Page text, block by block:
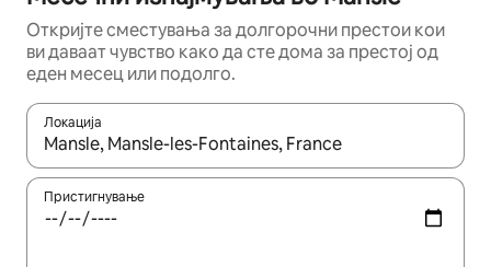
Откријте сместувања за долгорочни престои кои
ви даваат чувство како да сте дома за престој од
еден месец или подолго.
Локација
Кога резултатите се достапни, движете се со копчињата
Пристигнување